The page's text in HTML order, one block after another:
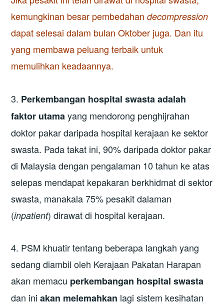
kemungkinan besar pembedahandecompression
dapat selesai dalam bulan Oktober juga. Dan itu
yang membawa peluang terbaik untuk
memulihkan keadaannya.
3. Perkembangan hospital swasta adalah
faktor utamayang mendorong penghijrahan
doktor pakar daripada hospital kerajaan ke sektor
swasta. Pada takat ini, 90% daripada doktor pakar
di Malaysia dengan pengalaman 10 tahun ke atas
selepas mendapat kepakaran berkhidmat di sektor
swasta, manakala 75% pesakit dalaman
(inpatient) dirawat di hospital kerajaan.
4. PSM khuatir tentang beberapa langkah yang
sedang diambil oleh Kerajaan Pakatan Harapan
akan memacu perkembangan hospital swasta
dan iniakan melemahkan lagi sistem kesihatan